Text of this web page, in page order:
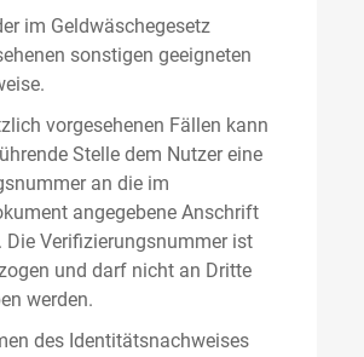
im Geldwäschegesetz
sonstigen geeigneten
vorgesehenen Fällen kann
Stelle dem Nutzer eine
an die im
angegebene Anschrift
Die Verifizierungsnummer ist
und darf nicht an Dritte
werden.
des Identitätsnachweises